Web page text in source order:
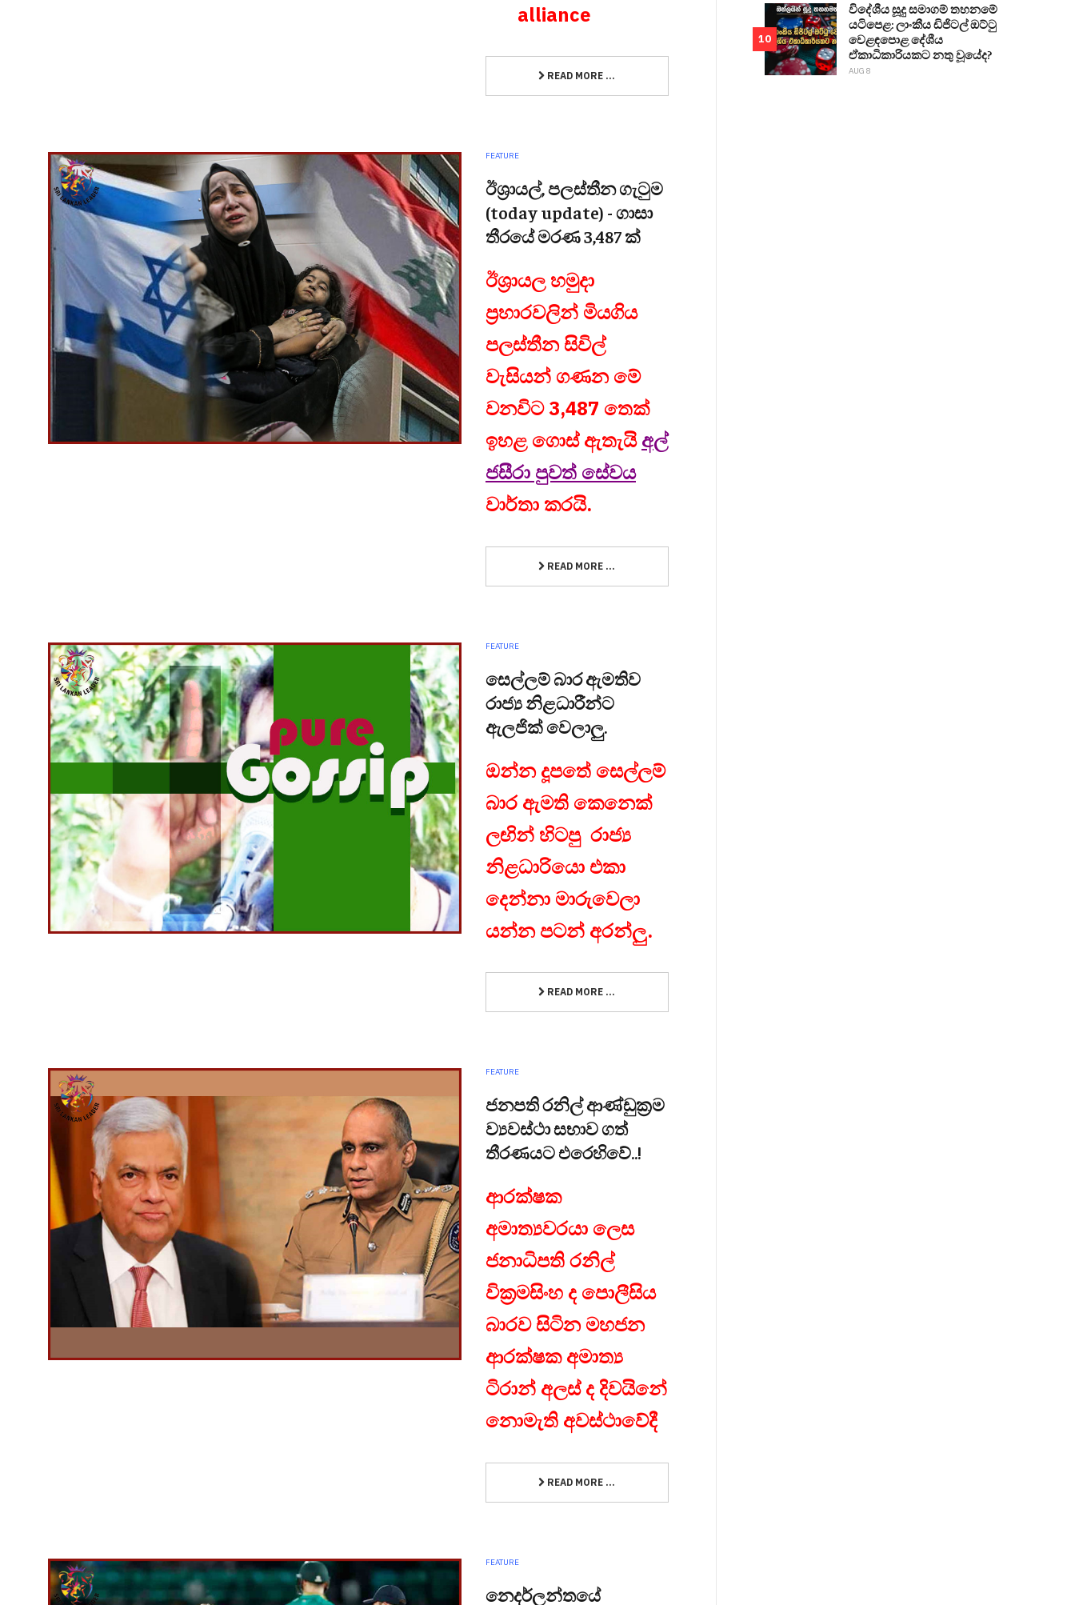
alliance
READ MORE ...
FEATURE
ඊශ්‍රායල්, පලස්තීන ගැටුම
(today update) - ගාසා
තීරයේ මරණ 3,487 ක්
ඊශ්‍රායල හමුදා
ප්‍රහාරවලින් මියගිය
පලස්තීන සිවිල්
වැසියන් ගණන මේ
වනවිට 3,487 තෙක්
ඉහළ ගොස් ඇතැයිඅල්
ජසීරා පුවත් සේවය
වාර්තා කරයි.
READ MORE ...
FEATURE
සෙල්ලම් බාර ඇමතිව
රාජ්‍ය නිළධාරීන්ට
ඇලජික් වෙලාලු.
ඔන්න දූපතේ සෙල්ලම්
බාර ඇමති කෙනෙක්
ලඟින් හිටපු රාජ්‍ය
නිළධාරියො එකා
දෙන්නා මාරුවෙලා
යන්න පටන් අරන්ලු.
READ MORE ...
FEATURE
ජනපති රනිල් ආණ්ඩුක්‍රම
ව්‍යවස්ථා සභාව ගත්
තීරණයට එරෙහිවේ..!
ආරක්ෂක
අමාත්‍යවරයා ලෙස
ජනාධිපති රනිල්
වික්‍රමසිංහ ද පොලීසිය
බාරව සිටින මහජන
ආරක්ෂක අමාත්‍ය
ටිරාන් අලස් ද දිවයිනේ
නොමැති අවස්ථාවේදී
READ MORE ...
FEATURE
නෙදර්ලන්තයේ
10
විදේශීය සූදු සමාගම් තහනමේ
යටිපෙළ: ලාංකීය ඩිජිටල් ඔට්ටු
වෙළඳපොළ දේශීය
ඒකාධිකාරියකට නතු වූයේද?
AUG 8